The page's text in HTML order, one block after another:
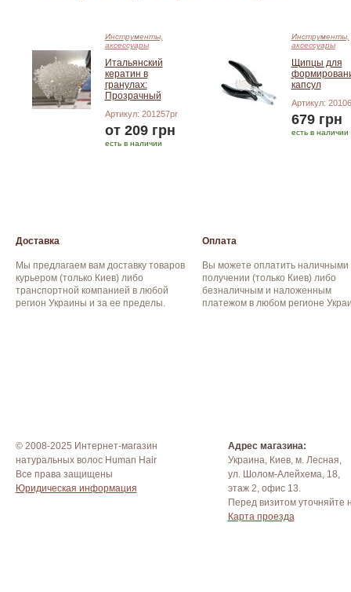
Инструменты,
аксессуары
Итальянский
кератин в
гранулах:
Прозрачный
Артикул: 201257pr
от 209 грн
есть в наличии
Инструменты,
аксессуары
Щипцы для
капсул
Артикул:
679 грн
есть в наличии
Доставка
Мы предлагаем вам доставку товаров
курьером (только Киев) либо
транспортной компанией в любой
регион Украины и за ее пределы.
Оплата
Вы можете оплатить наличными
получении (только Киев) либо
безналичным и наложенным
платежом в любом регионе
© 2008-2025 Интернет-магазин
натуральных волос Human Hair
Все права защищены
Юридическая информация
Адрес магазина:
Украина, Киев, м. Лесная,
ул. Шолом-Алейхема, 18,
этаж 2, офис 13.
Перед визитом уточняйте
Карта проезда